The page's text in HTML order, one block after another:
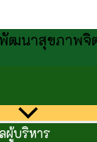
ผู้บริหาร